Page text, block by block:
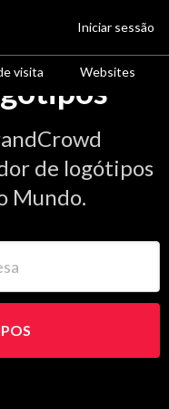
visita Websites
Iniciar sessão
de logótipos
Mundo.